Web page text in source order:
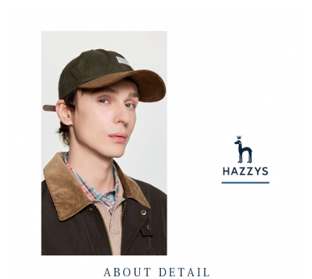
【繳款方式說明】
2.透過簡訊連結打開帳單後，可選擇「超商條碼／台灣大直營門市／銀行轉
帳／街口支付／iPASS MONEY」等通路繳費。
【注意事項】
1.本服務係由「台灣大哥大股份有限公司」（以下簡稱本公司）所提供，讓
用戶於交易時，得透過本服務購買商品或服務，並由商店將買賣／分期付款
買賣價金債權讓與本公司後，依約使用本公司帳單繳交帳款。
2.基於同意付款使用「大哥付你分期」之契約關係目的，商店將以您的個人
資料（包含姓名、電話或地址）提供予台灣大哥大進項蒐集、處理及利用，
由本公司與您本人進行分期帳單所需資料之確認、核對及更正。
3.完整用戶服務條款，請詳閱以下連結：https://oppay.tw/userRule
【「AFTEE先享後付」結帳流程】
１．於結帳方式選擇「AFTEE先享後付」後，將跳轉至「AFTEE先享後付」
結帳頁面，進行簡訊認證並確認金額後，即可完成結帳。
２．訂單成立數日內，您將收到繳費通知簡訊。
３．收到繳費通知簡訊後14天內，點擊此簡訊中的連結，可透過四大超商／
ATM／網路銀行／等多元方式進行付款，方視為交易完成。
※ 請注意：結帳手續完成當下不需立刻繳費，但若您需要取消訂單，請聯絡
購買商品的店家。未經商家同意取消之訂單仍視為有效，需透過AFTEE先享
後付繳納相關費用。
※ 交易是否成功請以「AFTEE先享後付 」之結帳頁面顯示為準，若有關於
是否繳費成功／繳費後需取消欲退款等相關疑問，請聯繫「AFTEE先享後付
客戶支援中心」https://netprotections.freshdesk.com/support/home
【注意事項】
１．透過由恩沛科技股份有限公司提供之「AFTEE先享後付」服務完成之交
易，需依本服務之必要範圍內提供個人資料，並將交易相關給付款項請求債
權轉讓予恩沛科技股份有限公司。
https://aftee.tw/terms/#terms3
付款後全家取貨
每筆NT$80，滿NT$2,000(含以上)免運費
萊爾富取貨付款
每筆NT$80，滿NT$2,000(含以上)免運費
付款後萊爾富取貨
每筆NT$80，滿NT$2,000(含以上)免運費
7-11取貨付款
每筆NT$80，滿NT$2,000(含以上)免運費
每筆NT$80，滿NT$2,000(含以上)免運費